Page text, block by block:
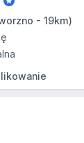
- 19km)